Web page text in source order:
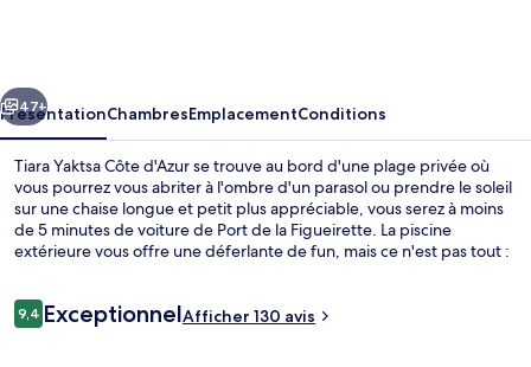
Suivant
47+
PrésentationChambresEmplacementConditions
Tiara Yaktsa Côte d'Azur se trouve au bord d'une plage privée où
vous pourrez vous abriter à l'ombre d'un parasol ou prendre le soleil
sur une chaise longue et petit plus appréciable, vous serez à moins
de 5 minutes de voiture de Port de la Figueirette. La piscine
extérieure vous offre une déferlante de fun, mais ce n'est pas tout :
ouvert pour le petit déjeuner et pour le dîner, bénéficie de vues sur
Avis
voyageurs
9,49,4 sur 10
ExceptionnelAfficher 130 avis